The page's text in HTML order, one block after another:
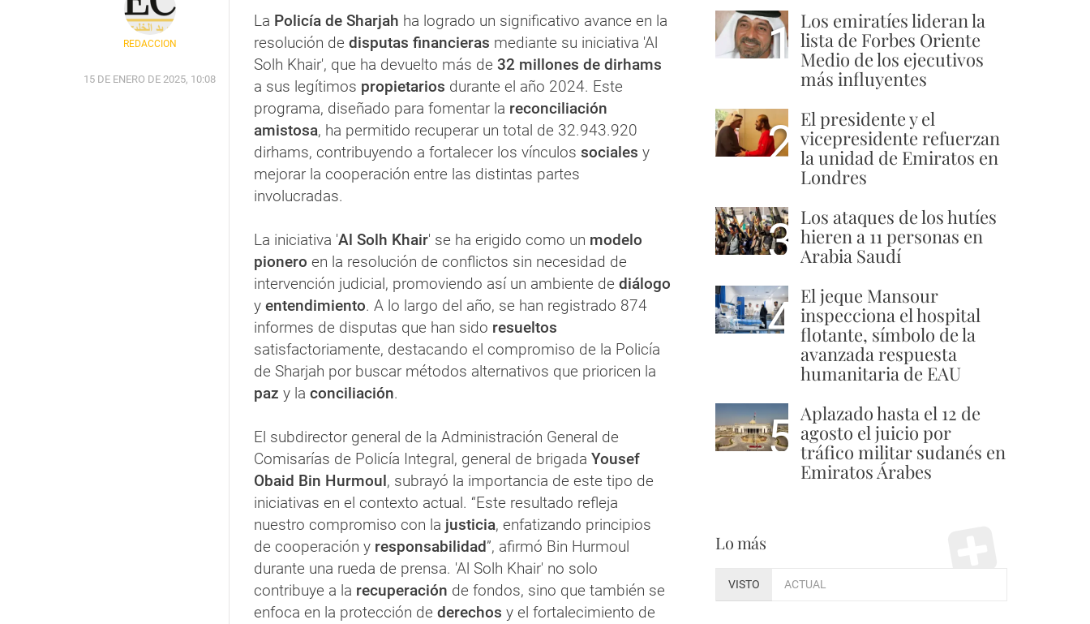
REDACCIÓN
15 DE ENERO DE 2025, 10:08
La Policía de Sharjah ha logrado un significativo avance en la
resolución de disputas financieras mediante su iniciativa 'Al
Solh Khair', que ha devuelto más de 32 millones de dirhams
a sus legítimos propietarios durante el año 2024. Este
programa, diseñado para fomentar la reconciliación
amistosa, ha permitido recuperar un total de 32.943.920
dirhams, contribuyendo a fortalecer los vínculos sociales y
mejorar la cooperación entre las distintas partes
involucradas.
La iniciativa 'Al Solh Khair' se ha erigido como un modelo
pionero en la resolución de conflictos sin necesidad de
intervención judicial, promoviendo así un ambiente de diálogo
y entendimiento. A lo largo del año, se han registrado 874
informes de disputas que han sido resueltos
satisfactoriamente, destacando el compromiso de la Policía
de Sharjah por buscar métodos alternativos que prioricen la
paz y la conciliación.
El subdirector general de la Administración General de
Comisarías de Policía Integral, general de brigada Yousef
Obaid Bin Hurmoul, subrayó la importancia de este tipo de
iniciativas en el contexto actual. “Este resultado refleja
nuestro compromiso con la justicia, enfatizando principios
de cooperación y responsabilidad”, afirmó Bin Hurmoul
durante una rueda de prensa. 'Al Solh Khair' no solo
contribuye a la recuperación de fondos, sino que también se
enfoca en la protección de derechos y el fortalecimiento de
1 Los emiratíes lideran la
lista de Forbes Oriente
Medio de los ejecutivos
más influyentes
2 El presidente y el
vicepresidente refuerzan
la unidad de Emiratos en
Londres
3 Los ataques de los hutíes
hieren a 11 personas en
Arabia Saudí
4 El jeque Mansour
inspecciona el hospital
flotante, símbolo de la
avanzada respuesta
humanitaria de EAU
5 Aplazado hasta el 12 de
agosto el juicio por
tráfico militar sudanés en
Emiratos Árabes
Lo más
VISTO ACTUAL